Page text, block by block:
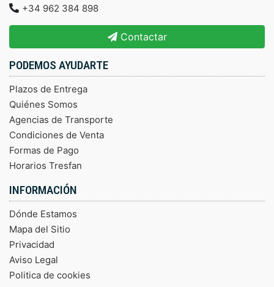
+34 962 384 898
Contactar
PODEMOS AYUDARTE
Plazos de Entrega
Quiénes Somos
Agencias de Transporte
Condiciones de Venta
Formas de Pago
Horarios Tresfan
INFORMACIÓN
Dónde Estamos
Mapa del Sitio
Privacidad
Aviso Legal
Politica de cookies